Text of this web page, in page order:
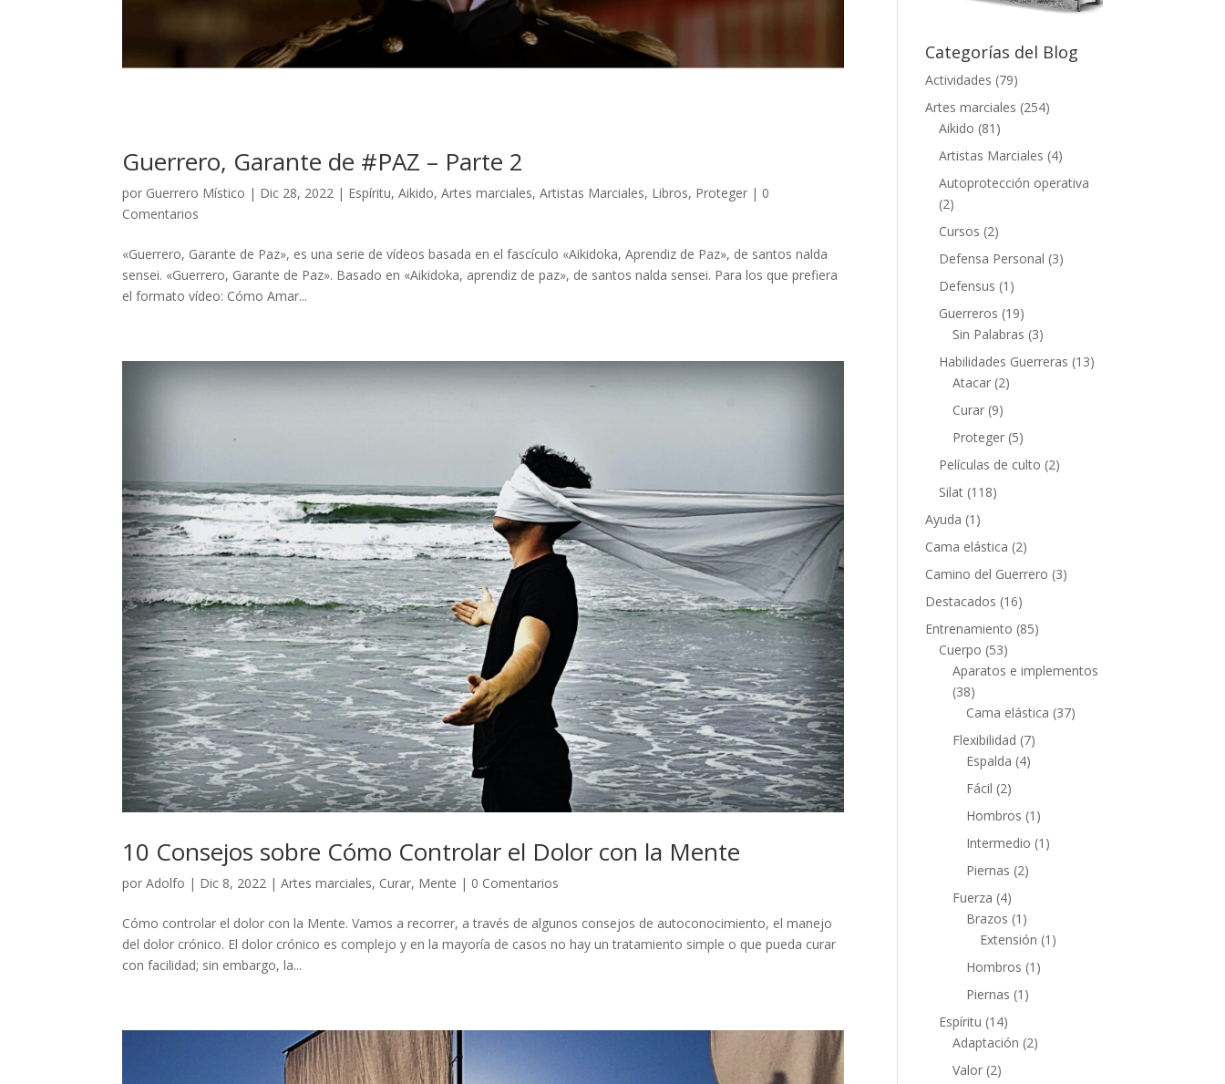
Guerrero, Garante de #PAZ – Parte 2
por Guerrero Místico | Dic 28, 2022 | Espíritu,Aikido,Artes marciales,Artistas Marciales, Libros, Proteger | 0
Comentarios
«Guerrero, Garante de Paz», es una serie de vídeos basada en el fascículo «Aikidoka, Aprendiz de Paz», de santos nalda
sensei. «Guerrero, Garante de Paz». Basado en «Aikidoka, aprendiz de paz», de santos nalda sensei. Para los que prefiera
el formato vídeo: Cómo Amar...
10 Consejos sobre Cómo Controlar el Dolor con la Mente
porAdolfo | Dic 8, 2022 |Artes marciales, Curar, Mente | 0 Comentarios
Cómo controlar el dolor con la Mente. Vamos a recorrer, a través de algunos consejos de autoconocimiento, el manejo
del dolor crónico. El dolor crónico es complejo y en la mayoría de casos no hay un tratamiento simple o que pueda curar
con facilidad; sin embargo, la...
Categorías del Blog
Actividades (79)
Artes marciales (254)
Aikido (81)
Artistas Marciales (4)
Autoprotección operativa
(2)
Cursos (2)
Defensa Personal (3)
Defensus (1)
Guerreros (19)
Sin Palabras (3)
Habilidades Guerreras (13)
Atacar (2)
Curar (9)
Proteger (5)
Películas de culto (2)
Silat (118)
Ayuda (1)
Cama elástica (2)
Camino del Guerrero (3)
Destacados (16)
Entrenamiento (85)
Cuerpo (53)
Aparatos e implementos
(38)
Cama elástica (37)
Flexibilidad (7)
Espalda (4)
Fácil (2)
Hombros (1)
Intermedio (1)
Piernas (2)
Fuerza (4)
Brazos (1)
Extensión (1)
Hombros (1)
Piernas (1)
Espíritu (14)
Adaptación (2)
Valor (2)